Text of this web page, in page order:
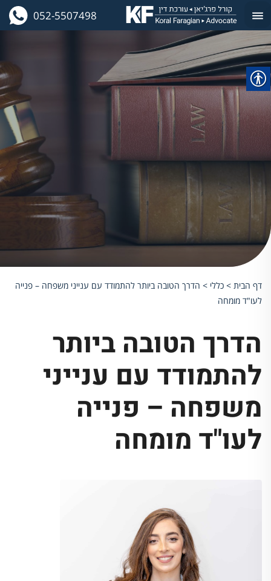
052-5507498
דף הבית > כללי > הדרך הטובה ביותר להתמודד עם ענייני משפחה – פנייה
לעו"ד מומחה
הדרך הטובה ביותר
להתמודד עם ענייני
משפחה – פנייה
לעו"ד מומחה